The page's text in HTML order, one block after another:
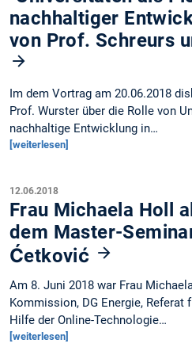
nachhaltiger
von Prof. Schreurs
Im dem Vortrag am 20.06.2018
Prof. Wurster über die Rolle von
nachhaltige Entwicklung in…
[weiterlesen]
12.06.2018
Frau Michaela Holl
dem Master-
Ćetković
Am 8. Juni 2018 war Frau
Kommission, DG Energie, Referat
Hilfe der Online-Technologie…
[weiterlesen]